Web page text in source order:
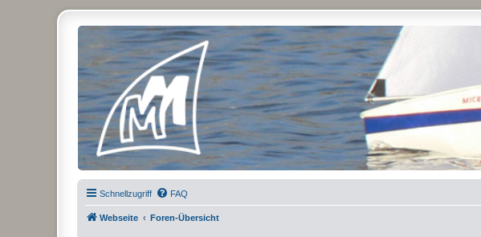
Micro Magic Forum Deutschland
Schnellzugriff FAQ
Webseite Foren-Übersicht